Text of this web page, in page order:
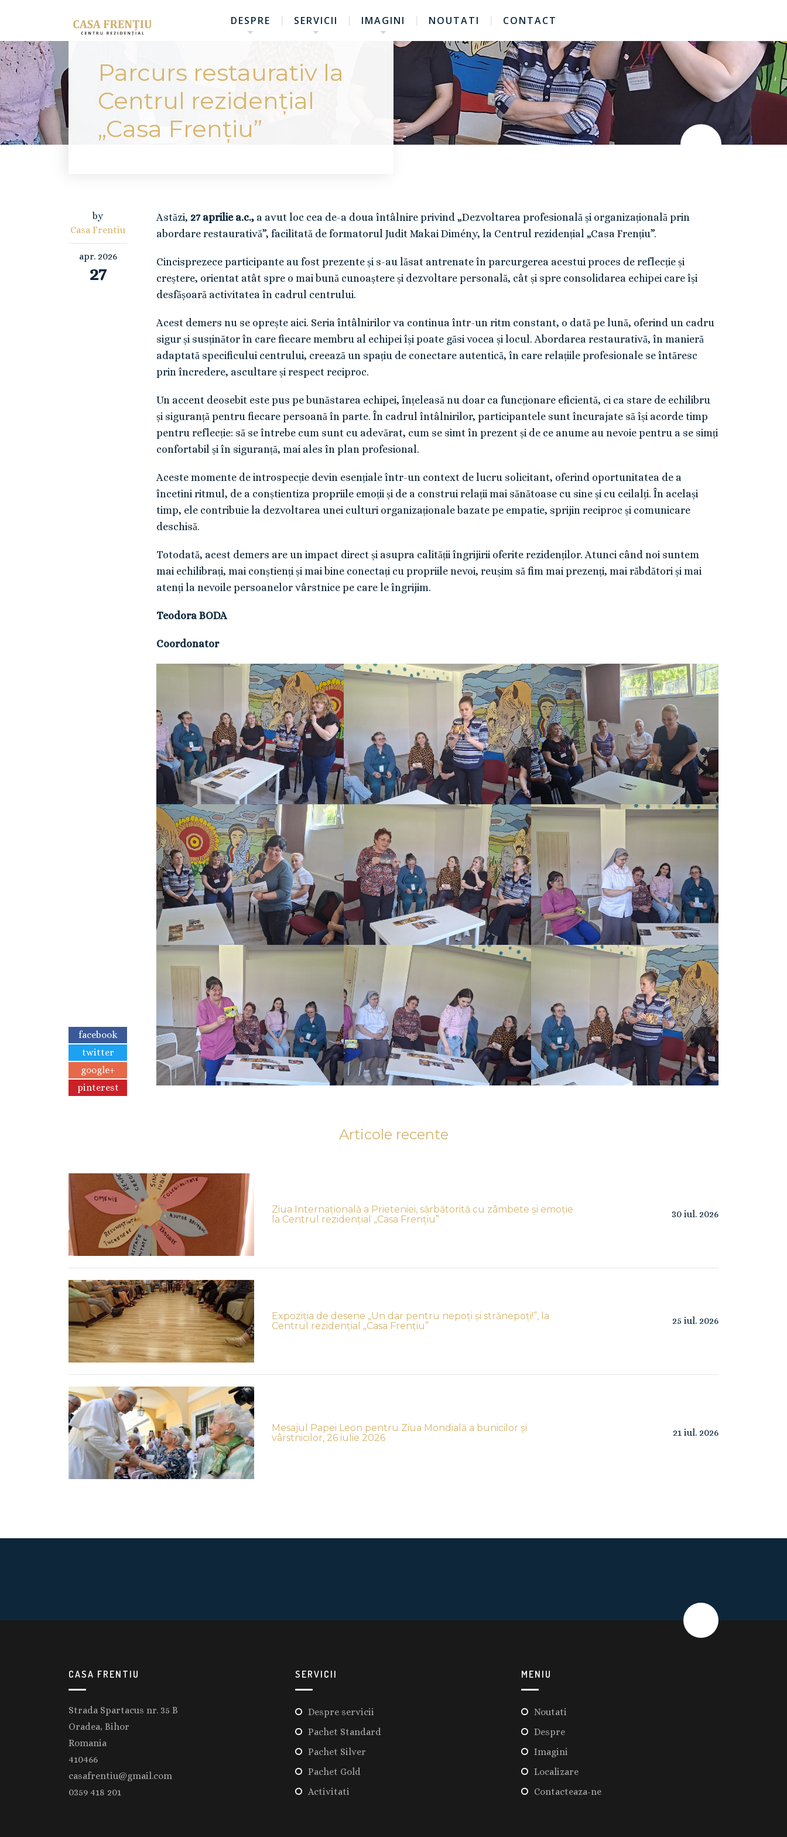
DESPRE SERVICII IMAGINI NOUTATI CONTACT
Parcurs restaurativ la
Centrul rezidențial
„Casa Frențiu”
by
Casa Frentiu
apr. 2026
27
facebook
twitter
google+
pinterest
Astăzi, 27 aprilie a.c., a avut loc cea de-a doua întâlnire privind „Dezvoltarea profesională și organizațională prin
abordare restaurativă”, facilitată de formatorul Judit Makai Dimény, la Centrul rezidențial „Casa Frențiu”.
Cincisprezece participante au fost prezente și s-au lăsat antrenate în parcurgerea acestui proces de reflecție și
creștere, orientat atât spre o mai bună cunoaștere și dezvoltare personală, cât și spre consolidarea echipei care își
desfășoară activitatea în cadrul centrului.
Acest demers nu se oprește aici. Seria întâlnirilor va continua într-un ritm constant, o dată pe lună, oferind un cadru
sigur și susținător în care fiecare membru al echipei își poate găsi vocea și locul. Abordarea restaurativă, în manieră
adaptată specificului centrului, creează un spațiu de conectare autentică, în care relațiile profesionale se întăresc
prin încredere, ascultare și respect reciproc.
Un accent deosebit este pus pe bunăstarea echipei, înțeleasă nu doar ca funcționare eficientă, ci ca stare de echilibru
și siguranță pentru fiecare persoană în parte. În cadrul întâlnirilor, participantele sunt încurajate să își acorde timp
pentru reflecție: să se întrebe cum sunt cu adevărat, cum se simt în prezent și de ce anume au nevoie pentru a se simți
confortabil și în siguranță, mai ales în plan profesional.
Aceste momente de introspecție devin esențiale într-un context de lucru solicitant, oferind oportunitatea de a
încetini ritmul, de a conștientiza propriile emoții și de a construi relații mai sănătoase cu sine și cu ceilalți. În același
timp, ele contribuie la dezvoltarea unei culturi organizaționale bazate pe empatie, sprijin reciproc și comunicare
deschisă.
Totodată, acest demers are un impact direct și asupra calității îngrijirii oferite rezidenților. Atunci când noi suntem
mai echilibrați, mai conștienți și mai bine conectați cu propriile nevoi, reușim să fim mai prezenți, mai răbdători și mai
atenți la nevoile persoanelor vârstnice pe care le îngrijim.
Teodora BODA
Coordonator
Articole recente
Ziua Internațională a Prieteniei, sărbătorită cu zâmbete și emoție
la Centrul rezidențial „Casa Frențiu”
30 iul. 2026
Expoziția de desene „Un dar pentru nepoți și strănepoți!”, la
Centrul rezidențial „Casa Frențiu”
25 iul. 2026
Mesajul Papei Leon pentru Ziua Mondială a bunicilor și
vârstnicilor, 26 iulie 2026
21 iul. 2026
CASA FRENTIU
Strada Spartacus nr. 35 B
Oradea, Bihor
Romania
410466
casafrentiu@gmail.com
0359 418 201
SERVICII
Despre servicii
Pachet Standard
Pachet Silver
Pachet Gold
Activitati
MENIU
Noutati
Despre
Imagini
Localizare
Contacteaza-ne